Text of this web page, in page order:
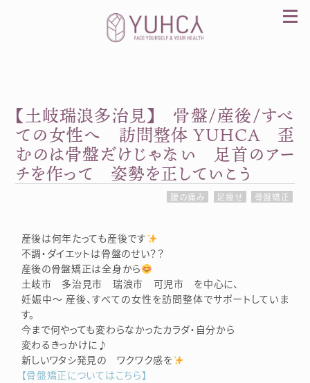
カラダを整え、習慣を変えて、心を前向きに。産
前産後訪問整体 YUHCA（ユウカ）
【土岐瑞浪多治見】 骨盤/産後/すべ
ての女性へ 訪問整体 YUHCA 歪
むのは骨盤だけじゃない 足首のアー
チを作って 姿勢を正していこう
腰の痛み 足痩せ 骨盤矯正
産後は何年たっても産後です
不調・ダイエットは骨盤のせい？？
産後の骨盤矯正は全身から
土岐市 多治見市 瑞浪市 可児市 を中心に、
妊娠中～ 産後、すべての女性を訪問整体でサポートしていま
す。
今まで何やっても変わらなかったカラダ・自分から
変わるきっかけに♪
新しいワタシ発見の ワクワク感を
【骨盤矯正についてはこちら】